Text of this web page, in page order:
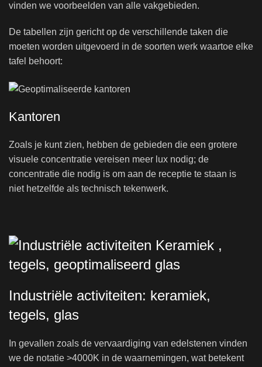
vinden we voorbeelden van alle vakgebieden.
De tabellen zijn gericht op de verschillende taken die
moeten worden uitgevoerd in de soorten werk waartoe elke
tafel behoort:
Kantoren
Zoals je kunt zien, hebben de gebieden die een grotere
visuele concentratie vereisen meer lux nodig; de
concentratie die nodig is om aan de receptie te staan ​​is
niet hetzelfde als technisch tekenwerk.
Industriële activiteiten: keramiek,
tegels, glas
In gevallen zoals de vervaardiging van edelstenen vinden
we de notatie >4000K in de waarnemingen, wat betekent